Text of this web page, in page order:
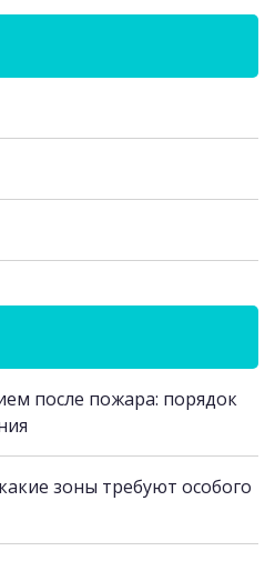
после пожара: порядок
зоны требуют особого